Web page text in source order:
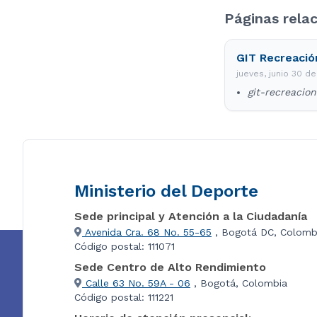
Páginas
GIT
jueves, junio 30
git-
Ministerio del Deporte
Sede principal y Atención a la Ciudadanía
Avenida Cra. 68 No. 55-65 , Bogotá DC,
Código postal: 111071
Sede Centro de Alto Rendimiento
Calle 63 No. 59A - 06 , Bogotá, Colombia
Código postal: 111221